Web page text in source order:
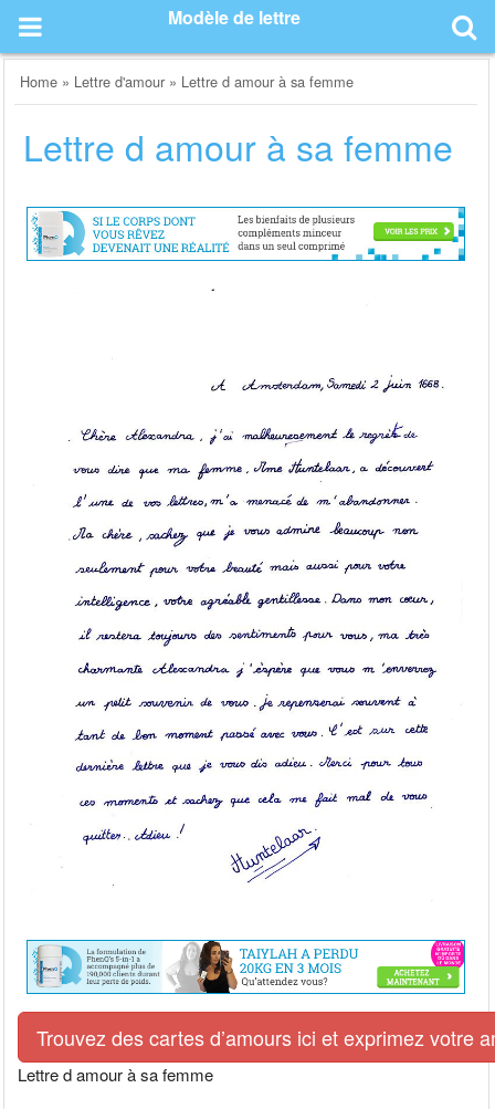
content
Modèle de lettre
Home » Lettre d'amour » Lettre d amour à sa femme
Lettre d amour à sa femme
Trouvez des cartes d’amours ici et exprimez votre
Lettre d amour à sa femme